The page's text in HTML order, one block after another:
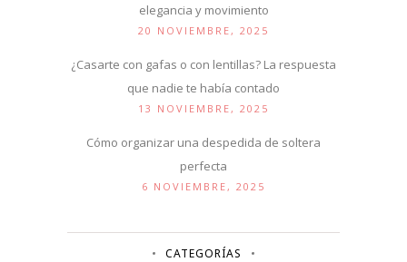
elegancia y movimiento
20 NOVIEMBRE, 2025
¿Casarte con gafas o con lentillas? La respuesta
que nadie te había contado
13 NOVIEMBRE, 2025
Cómo organizar una despedida de soltera
perfecta
6 NOVIEMBRE, 2025
CATEGORÍAS